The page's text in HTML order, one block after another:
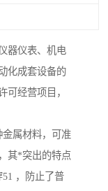
器仪表、机电
化成套设备的
可经营项目，
金属材料，可准
其*突出的特点
，防止了普